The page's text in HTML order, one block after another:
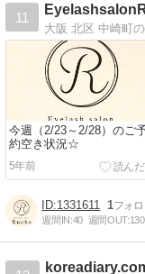
11
今週（2/23～2/28）のご
約空き状況☆
5年前
1331611 1
週間IN:40 週間OUT:130